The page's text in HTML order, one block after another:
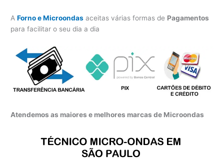
AForno e Microondas aceitas várias formas de Pagamentos
para facilitar o seu dia a dia
Atendemos as maiores e melhores marcas de Microondas